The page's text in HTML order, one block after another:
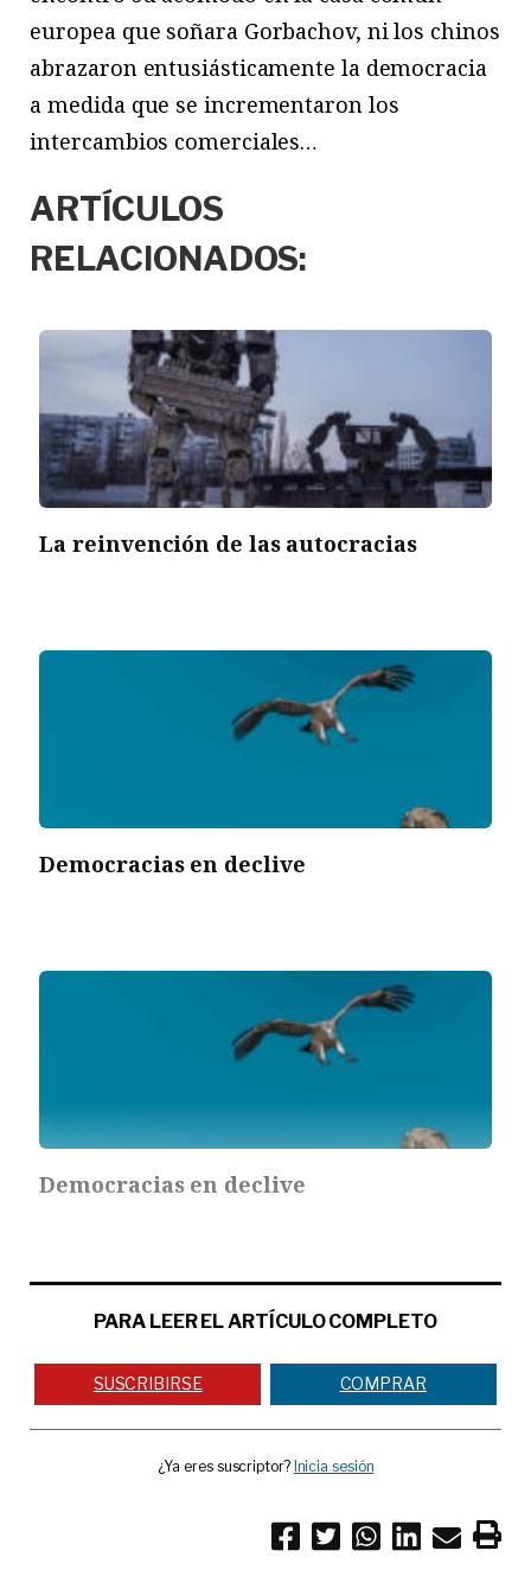
europea que soñara Gorbachov, ni los chinos
abrazaron entusiásticamente la democracia
a medida que se incrementaron los
intercambios comerciales…
ARTÍCULOS
RELACIONADOS:
La reinvención de las autocracias
Democracias en declive
Democracias en declive
PARA LEER EL ARTÍCULO COMPLETO
SUSCRIBIRSE COMPRAR
¿Ya eres suscriptor? Inicia sesión